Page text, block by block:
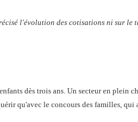
l'évolution des cotisations ni sur le
dès trois ans. Un secteur en plein
qu'avec le concours des familles, qui